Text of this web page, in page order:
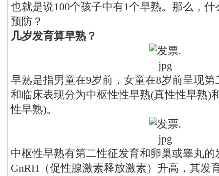
也就是说100个孩子中有1个早熟。那么，什
预防？
几岁发育算早熟？
早熟是指男童在9岁前，女童在8岁前呈现
和临床表现分为中枢性性早熟(真性性早熟)
性早熟)。
中枢性早熟有第二性征发育和卵巢或睾丸
GnRH（促性腺激素释放激素）升高，其发